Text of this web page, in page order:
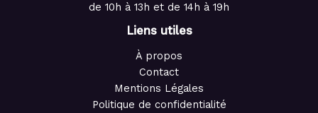
de 10h à 13h et de 14h à 19h
Liens utiles
À propos
Contact
Mentions Légales
Politique de confidentialité